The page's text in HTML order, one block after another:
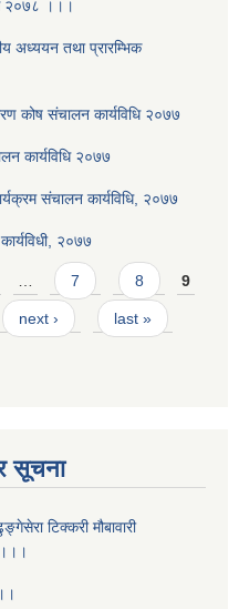
२०७८ ।।।
अध्ययन तथा प्रारम्भिक
कोष संचालन कार्यविधि २०७७
कार्यविधि २०७७
संचालन कार्यविधि, २०७७
२०७७
7 8 9
next › last »
सूचना
टिक्करी मौबावारी